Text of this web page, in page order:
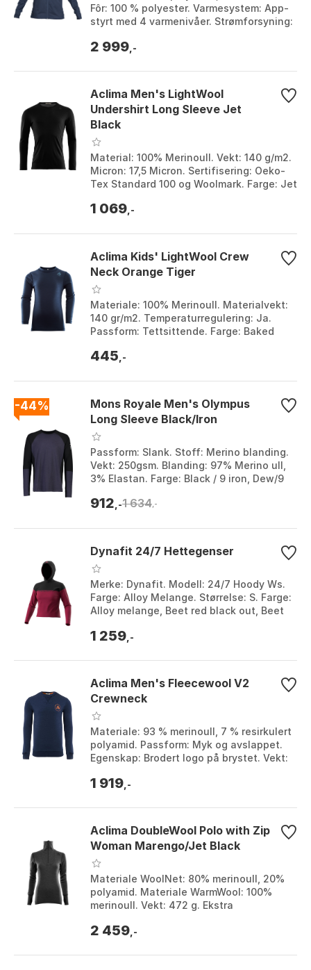
Fôr: 100 % polyester. Varmesystem: App-
styrt med 4 varmenivåer. Strømforsyning:
Bl...
2 999 ,-
Aclima Men's LightWool
Undershirt Long Sleeve Jet
Black
Material: 100% Merinoull. Vekt: 140 g/m2.
Micron: 17,5 Micron. Sertifisering: Oeko-
Tex Standard 100 og Woolmark. Farge: Jet
1 069 ,-
Aclima Kids' LightWool Crew
Neck Orange Tiger
Materiale: 100% Merinoull. Materialvekt:
140 gr/m2. Temperaturregulering: Ja.
Passform: Tettsittende. Farge: Baked
Blazer, Or...
445 ,-
-44%
Mons Royale Men's Olympus
Long Sleeve Black/Iron
Passform: Slank. Stoff: Merino blanding.
Vekt: 250gsm. Blanding: 97% Merino ull,
3% Elastan. Farge: Black / 9 iron, Dew/9
912 ,-1 634,-
Dynafit 24/7 Hettegenser
Merke: Dynafit. Modell: 24/7 Hoody Ws.
Farge: Alloy Melange. Størrelse: S. Farge:
Alloy melange, Beet red black out, Beet
1 259 ,-
Aclima Men's Fleecewool V2
Crewneck
Materiale: 93 % merinoull, 7 % resirkulert
polyamid. Passform: Myk og avslappet.
Egenskap: Brodert logo på brystet. Vekt:
1 919 ,-
Aclima DoubleWool Polo with Zip
Woman Marengo/Jet Black
Materiale WoolNet: 80% merinoull, 20%
polyamid. Materiale WarmWool: 100%
merinoull. Vekt: 472 g. Ekstra
Marengo/jet blac...
2 459 ,-